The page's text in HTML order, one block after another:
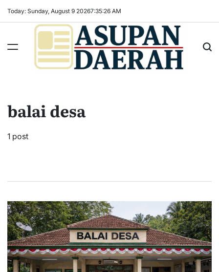
Today: Sunday, August 9 20267:35:26 AM
untuk
balai desa
1 post